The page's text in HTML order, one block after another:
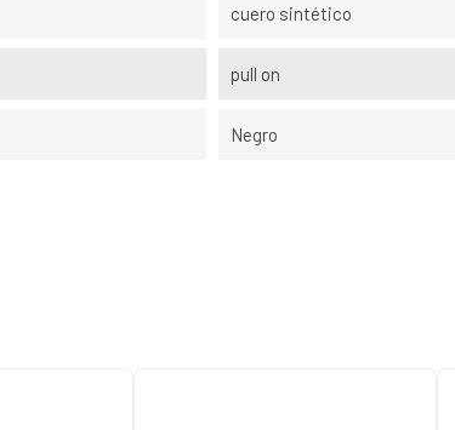
cuero sintético
pull on
Negro